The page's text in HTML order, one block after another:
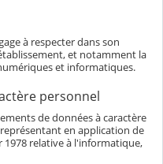
à respecter dans son
et notamment la
et informatiques.
personnel
de données à caractère
en application de
1978 relative à l'informatique,